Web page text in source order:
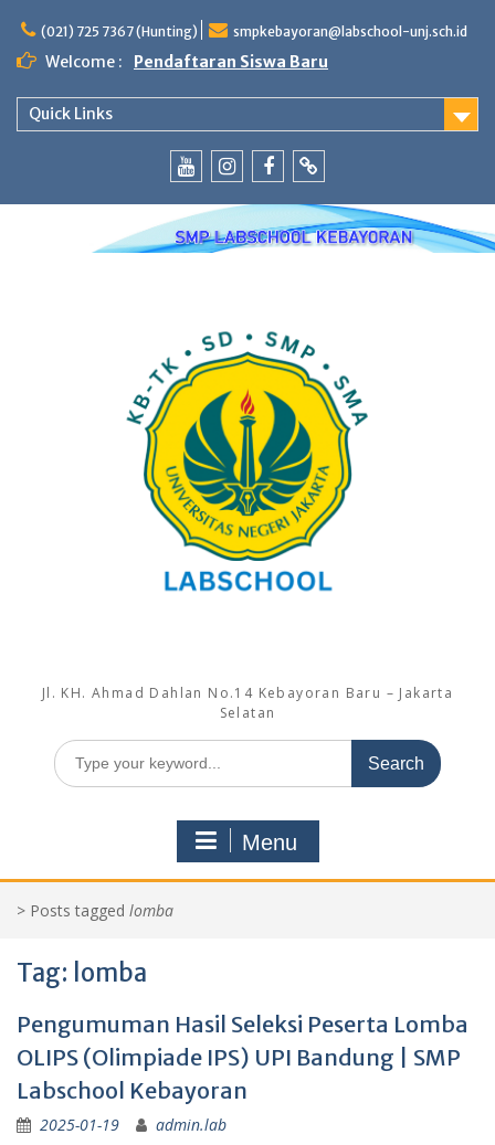
content
(021) 725 7367 (Hunting) smpkebayoran@labschool-unj.sch.id
Welcome : Pendaftaran Siswa Baru
Quick Links
LabschoolLabschool
Jl. KH. Ahmad Dahlan No.14 Kebayoran Baru – Jakarta
Selatan
Search
for:
Menu
> Posts tagged lomba
Tag: lomba
Pengumuman Hasil Seleksi Peserta Lomba
OLIPS (Olimpiade IPS) UPI Bandung | SMP
Labschool Kebayoran
2025-01-19 admin.lab